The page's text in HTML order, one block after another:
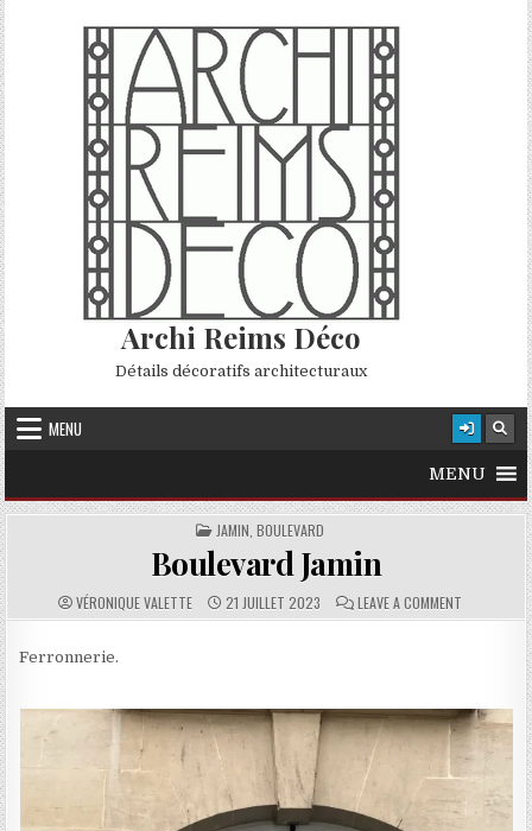
Skip to content
Archi Reims Déco
Détails décoratifs architecturaux
MENU
MENU
POSTED IN
JAMIN, BOULEVARD
Boulevard Jamin
AUTHOR:
VÉRONIQUE VALETTE PUBLISHED DATE:
21 JUILLET 2023 COMMENTS:
LEAVE A COMMENT ON
Ferronnerie.